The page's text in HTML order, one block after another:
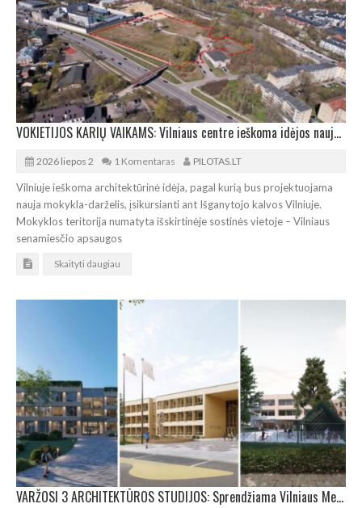
VOKIETIJOS KARIŲ VAIKAMS: Vilniaus centre ieškoma idėjos naujai mokyklai-darželiui
2026 liepos 2 1 Komentaras PILOTAS.LT
Vilniuje ieškoma architektūrinė idėja, pagal kurią bus projektuojama
nauja mokykla-darželis, įsikursianti ant Išganytojo kalvos Vilniuje.
Mokyklos teritorija numatyta išskirtinėje sostinės vietoje – Vilniaus
senamiesčio apsaugos
Skaityti daugiau
VARŽOSI 3 ARCHITEKTŪROS STUDIJOS: Sprendžiama Vilniaus Medeinos pradinės mokyklos ateitis